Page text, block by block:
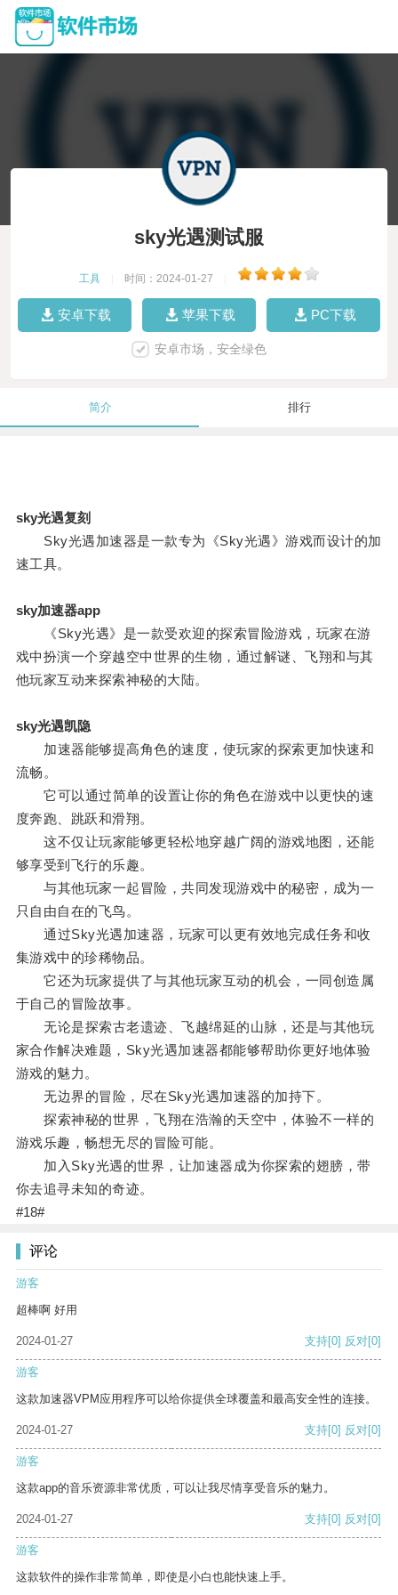
sky光遇测试服
工具 时间：2024-01-27
安卓下载 苹果下载 PC下载
安卓市场，安全绿色
简介 排行
sky光遇复刻
Sky光遇加速器是一款专为《Sky光遇》游戏而设计的加
速工具。
sky加速器app
《Sky光遇》是一款受欢迎的探索冒险游戏，玩家在游
戏中扮演一个穿越空中世界的生物，通过解谜、飞翔和与其
他玩家互动来探索神秘的大陆。
sky光遇凯隐
加速器能够提高角色的速度，使玩家的探索更加快速和
流畅。
它可以通过简单的设置让你的角色在游戏中以更快的速
度奔跑、跳跃和滑翔。
这不仅让玩家能够更轻松地穿越广阔的游戏地图，还能
够享受到飞行的乐趣。
与其他玩家一起冒险，共同发现游戏中的秘密，成为一
只自由自在的飞鸟。
通过Sky光遇加速器，玩家可以更有效地完成任务和收
集游戏中的珍稀物品。
它还为玩家提供了与其他玩家互动的机会，一同创造属
于自己的冒险故事。
无论是探索古老遗迹、飞越绵延的山脉，还是与其他玩
家合作解决难题，Sky光遇加速器都能够帮助你更好地体验
游戏的魅力。
无边界的冒险，尽在Sky光遇加速器的加持下。
探索神秘的世界，飞翔在浩瀚的天空中，体验不一样的
游戏乐趣，畅想无尽的冒险可能。
加入Sky光遇的世界，让加速器成为你探索的翅膀，带
你去追寻未知的奇迹。
#18#
评论
游客
超棒啊 好用
2024-01-27 支持[0] 反对[0]
游客
这款加速器VPM应用程序可以给你提供全球覆盖和最高安全性的连接。
2024-01-27 支持[0] 反对[0]
游客
这款app的音乐资源非常优质，可以让我尽情享受音乐的魅力。
2024-01-27 支持[0] 反对[0]
游客
这款软件的操作非常简单，即使是小白也能快速上手。